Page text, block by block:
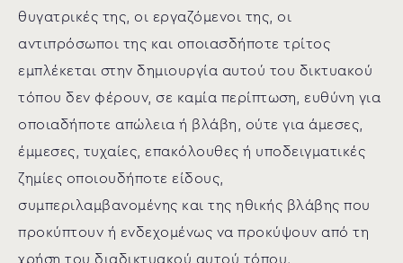
θυγατρικές της, οι εργαζόμενοι της, οι
αντιπρόσωποι της και οποιασδήποτε τρίτος
εμπλέκεται στην δημιουργία αυτού του δικτυακού
τόπου δεν φέρουν, σε καμία περίπτωση, ευθύνη για
οποιαδήποτε απώλεια ή βλάβη, ούτε για άμεσες,
έμμεσες, τυχαίες, επακόλουθες ή υποδειγματικές
ζημίες οποιουδήποτε είδους,
συμπεριλαμβανομένης και της ηθικής βλάβης που
προκύπτουν ή ενδεχομένως να προκύψουν από τη
χρήση του διαδικτυακού αυτού τόπου.